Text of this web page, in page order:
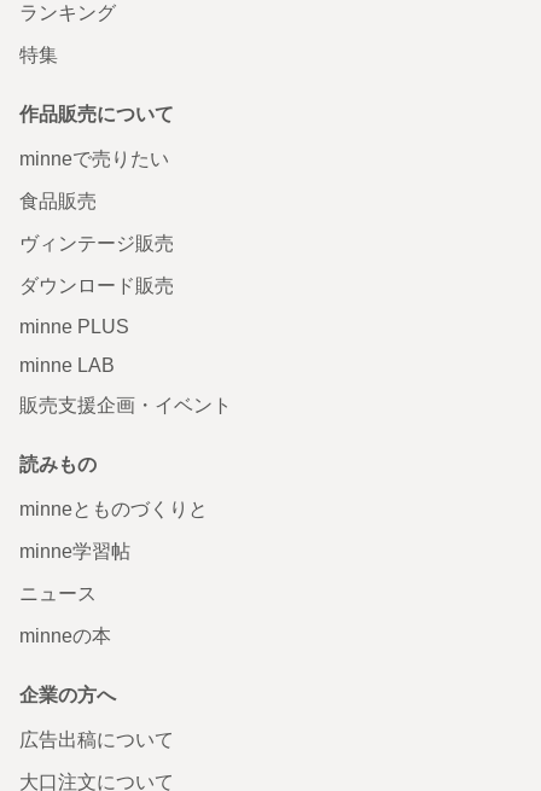
ランキング
特集
作品販売について
minneで売りたい
食品販売
ヴィンテージ販売
ダウンロード販売
minne PLUS
minne LAB
販売支援企画・イベント
読みもの
minneとものづくりと
minne学習帖
ニュース
minneの本
企業の方へ
広告出稿について
大口注文について